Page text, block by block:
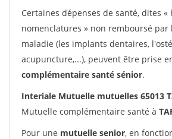
Certaines dépenses de santé, dites «
nomenclatures » non remboursé par
maladie (les implants dentaires,
acupuncture,...), peuvent être prise
complémentaire santé sénior.
Interiale Mutuelle mutuelles 65013
Mutuelle complémentaire santé à
Pour une mutuelle senior, en